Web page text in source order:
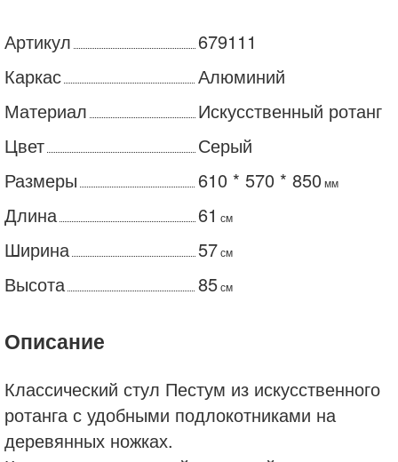
Артикул
679111
Каркас
Алюминий
Материал
Искусственный ротанг
Цвет
Серый
Размеры
610 * 570 * 850 мм
Длина 61 см
Ширина 57см
Высота 85см
Описание
Классический стул Пестум из искусственного
ротанга с удобными подлокотниками на
деревянных ножках.